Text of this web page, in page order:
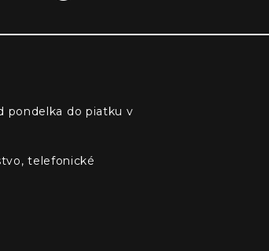
pondelka do piatku v
telefonické